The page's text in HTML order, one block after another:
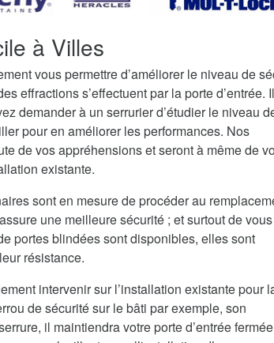
à Villes
vous permettre d’améliorer le niveau de
effractions s’effectuent par la porte d’entrée.
demander à un serrurier d’étudier le niveau
pour en améliorer les performances. Nos
de vos appréhensions et seront à même de
existante.
sont en mesure de procéder au
une meilleure sécurité ; et surtout de vous
portes blindées sont disponibles, elles sont
résistance.
intervenir sur l’installation existante pour
de sécurité sur le bâti par exemple, son
il maintiendra votre porte d’entrée